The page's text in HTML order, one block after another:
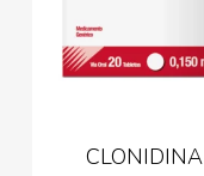
CLONIDINA